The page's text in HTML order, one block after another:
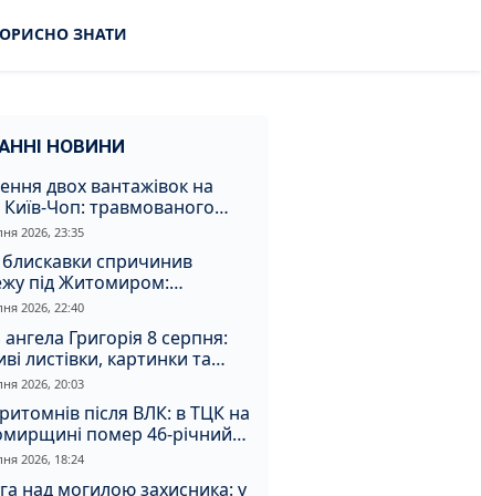
ЗНАТИ
НОВИНИ
двох вантажівок на
Київ-Чоп: травмованого
забрали до лікарні
2026, 23:35
спричинив
під Житомиром:
витягли з вогню
2026, 22:40
Григорія 8 серпня:
листівки, картинки та
привітання
2026, 20:03
після ВЛК: в ТЦК на
помер 46-річний
2026, 18:24
над могилою захисника: у